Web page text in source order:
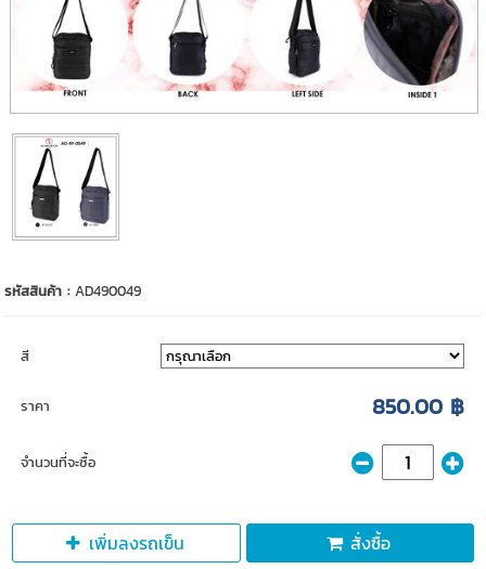
รหัสสินค้า :AD490049
สี
ราคา 850.00 ฿
จำนวนที่จะซื้อ
เพิ่มลงรถเข็น สั่งซื้อ